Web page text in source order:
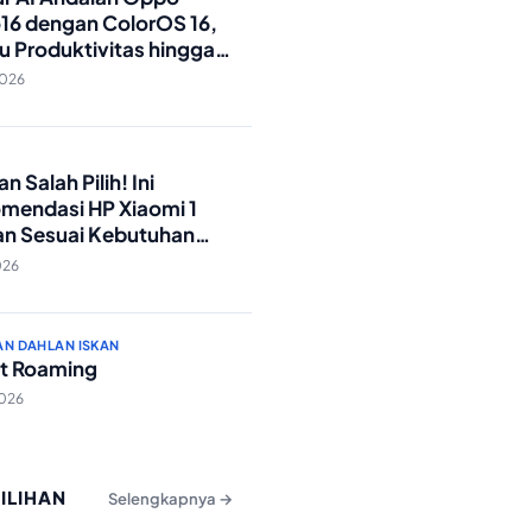
dengan ColorOS 16,
Produktivitas hingga
Lebih Praktis
Salah Pilih! Ini
HP Xiaomi 1
Sesuai Kebutuhan
DAHLAN ISKAN
Roaming
Selengkapnya →